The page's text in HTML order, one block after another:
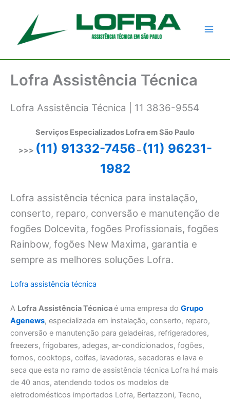
conteúdo
Lofra Assistência Técnica
Lofra Assistência Técnica | 11 3836-9554
Serviços Especializados Lofra em São Paulo
>>> (11) 91332-7456 – (11) 96231-
1982
Lofra assistência técnica para instalação,
conserto, reparo, conversão e manutenção de
fogões Dolcevita, fogões Profissionais, fogões
Rainbow, fogões New Maxima, garantia e
sempre as melhores soluções Lofra.
Lofra assistência técnica
A Lofra Assistência Técnicaé uma empresa do Grupo
Agenews, especializada em instalação, conserto, reparo,
conversão e manutenção para geladeiras, refrigeradores,
freezers, frigobares, adegas, ar-condicionados, fogões,
fornos, cooktops, coifas, lavadoras, secadoras e lava e
seca que esta no ramo de assistência técnica Lofra há mais
de 40 anos, atendendo todos os modelos de
eletrodomésticos importados Lofra, Bertazzoni, Tecno,